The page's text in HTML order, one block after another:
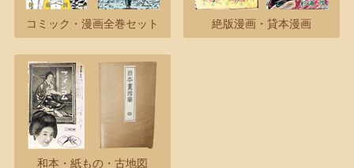
コミック・漫画全巻セット 絶版漫画・貸本漫画
和本・紙もの・古地図